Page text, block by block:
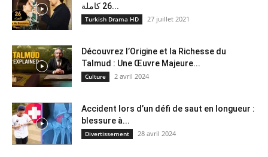
26 كاملة...
Turkish Drama HD 27 juillet 2021
Découvrez l’Origine et la Richesse du
Talmud : Une Œuvre Majeure...
Culture 2 avril 2024
Accident lors d’un défi de saut en longueur :
blessure à...
Divertissement 28 avril 2024